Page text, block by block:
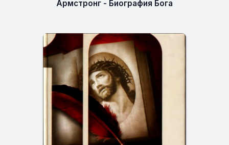
Армстронг - Биография Бога